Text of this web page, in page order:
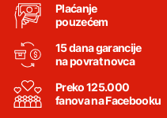
Plaćanje
pouzećem
15 dana garancije
na povrat novca
Preko 125.000
fanova na Facebooku